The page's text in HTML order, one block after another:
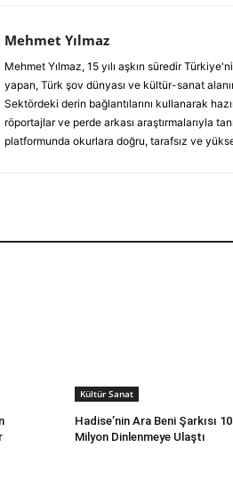
Mehmet Yılmaz
Mehmet Yılmaz, 15 yılı aşkın süredir
yapan, Türk şov dünyası ve kültür-sanat
Sektördeki derin bağlantılarını kullanarak
röportajlar ve perde arkası araştırmalarıyla
platformunda okurlara doğru, tarafsız ve
Kültür Sanat
Hadise’nin Ara Beni Şarkısı
Milyon Dinlenmeye Ulaştı